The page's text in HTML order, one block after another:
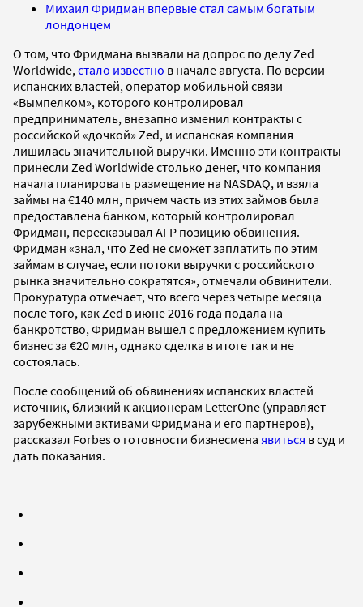
Михаил Фридман впервые стал самым богатым
лондонцем
О том, что Фридмана вызвали на допрос по делу Zed
Worldwide, стало известно в начале августа. По версии
испанских властей, оператор мобильной связи
«Вымпелком», которого контролировал
предприниматель, внезапно изменил контракты с
российской «дочкой» Zed, и испанская компания
лишилась значительной выручки. Именно эти контракты
принесли Zed Worldwide столько денег, что компания
начала планировать размещение на NASDAQ, и взяла
займы на €140 млн, причем часть из этих займов была
предоставлена банком, который контролировал
Фридман, пересказывал AFP позицию обвинения.
Фридман «знал, что Zed не сможет заплатить по этим
займам в случае, если потоки выручки с российского
рынка значительно сократятся», отмечали обвинители.
Прокуратура отмечает, что всего через четыре месяца
после того, как Zed в июне 2016 года подала на
банкротство, Фридман вышел с предложением купить
бизнес за €20 млн, однако сделка в итоге так и не
состоялась.
После сообщений об обвинениях испанских властей
источник, близкий к акционерам LetterOne (управляет
зарубежными активами Фридмана и его партнеров),
рассказал Forbes о готовности бизнесмена явиться в суд и
дать показания.